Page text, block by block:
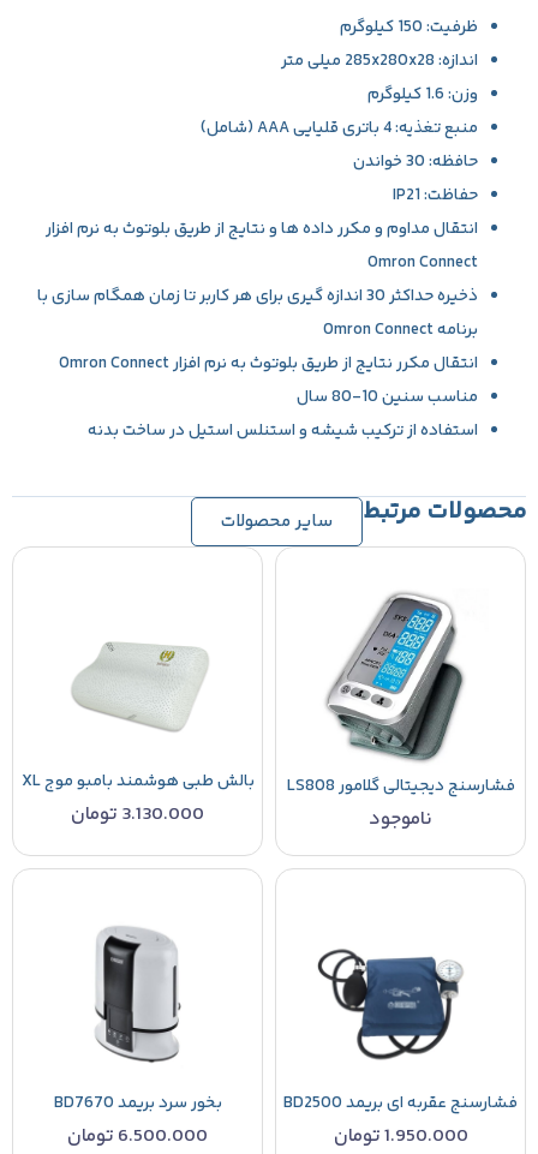
ظرفیت: 150 کیلوگرم
اندازه: 285x280x28 میلی متر
وزن: 1.6 کیلوگرم
منبع تغذیه: 4 باتری قلیایی AAA (شامل)
حافظه: 30 خواندن
حفاظت: IP21
انتقال مداوم و مکرر داده ها و نتایج از طریق بلوتوث به نرم افزار
Omron Connect
ذخیره حداکثر 30 اندازه گیری برای هر کاربر تا زمان همگام سازی با
برنامه Omron Connect
انتقال مکرر نتایج از طریق بلوتوث به نرم افزار Omron Connect
مناسب سنین 10-80 سال
استفاده از ترکیب شیشه و استنلس استیل در ساخت بدنه
محصولات مرتبط سایر محصولات
فشارسنج دیجیتالی گلامور LS808
ناموجود
بالش طبی هوشمند بامبو موج XL
3.130.000 تومان
فشارسنج عقربه ای بریمد BD2500
1.950.000تومان
بخور سرد بریمد BD7670
6.500.000 تومان